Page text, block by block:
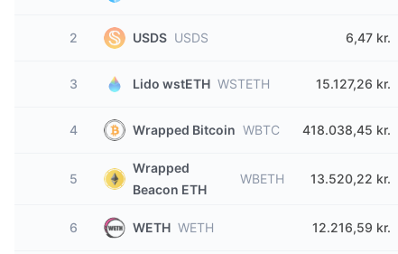
2 USDS USDS 6,47 kr.
3 Lido wstETH WSTETH 15.127,26 kr.
4 Wrapped Bitcoin WBTC 418.038,45 kr.
5
Wrapped
Beacon ETH
WBETH 13.520,22 kr.
6 WETH WETH 12.216,59 kr.